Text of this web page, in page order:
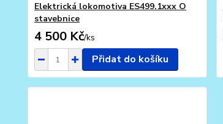
Elektrická lokomotiva ES499.1xxx O
stavebnice
4 500 Kč/ks
Přidat do košíku